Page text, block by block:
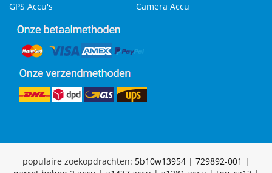
GPS Accu's
Camera Accu
populaire zoekopdrachten: 5b10w13954 | 729892-001 |